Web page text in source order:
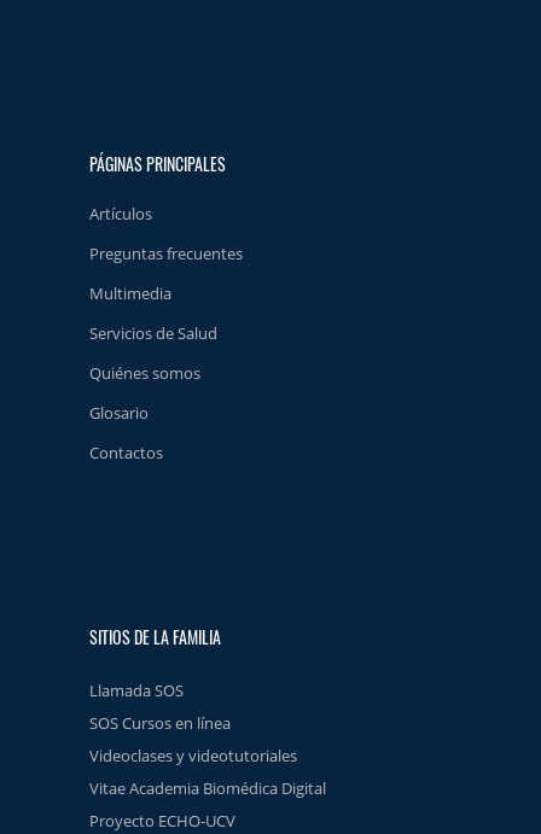
PÁGINAS PRINCIPALES
Artículos
Preguntas frecuentes
Multimedia
Servicios de Salud
Quiénes somos
Glosario
Contactos
SITIOS DE LA FAMILIA
Llamada SOS
SOS Cursos en línea
Videoclases y videotutoriales
Vitae Academia Biomédica Digital
Proyecto ECHO-UCV